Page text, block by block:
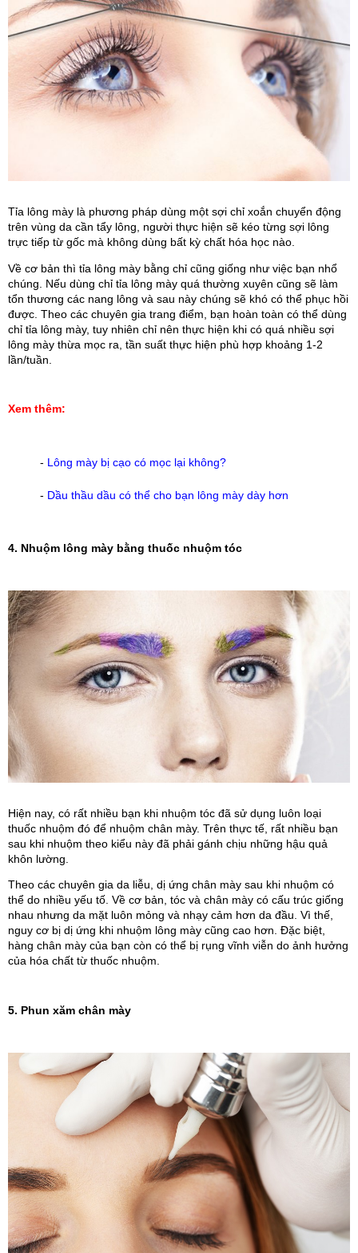
Tỉa lông mày là phương pháp dùng một sợi chỉ xoắn chuyển động
trên vùng da cần tẩy lông, người thực hiện sẽ kéo từng sợi lông
trực tiếp từ gốc mà không dùng bất kỳ chất hóa học nào.
Về cơ bản thì tỉa lông mày bằng chỉ cũng giống như việc bạn nhổ
chúng. Nếu dùng chỉ tỉa lông mày quá thường xuyên cũng sẽ làm
tổn thương các nang lông và sau này chúng sẽ khó có thể phục hồi
được. Theo các chuyên gia trang điểm, bạn hoàn toàn có thể dùng
chỉ tỉa lông mày, tuy nhiên chỉ nên thực hiện khi có quá nhiều sợi
lông mày thừa mọc ra, tần suất thực hiện phù hợp khoảng 1-2
lần/tuần.
Xem thêm:
- Lông mày bị cạo có mọc lại không?
- Dầu thầu dầu có thể cho bạn lông mày dày hơn
4. Nhuộm lông mày bằng thuốc nhuộm tóc
Hiện nay, có rất nhiều bạn khi nhuộm tóc đã sử dụng luôn loại
thuốc nhuộm đó để nhuộm chân mày. Trên thực tế, rất nhiều bạn
sau khi nhuộm theo kiểu này đã phải gánh chịu những hậu quả
khôn lường.
Theo các chuyên gia da liễu, dị ứng chân mày sau khi nhuộm có
thể do nhiều yếu tố. Về cơ bản, tóc và chân mày có cấu trúc giống
nhau nhưng da mặt luôn mỏng và nhạy cảm hơn da đầu. Vì thế,
nguy cơ bị dị ứng khi nhuộm lông mày cũng cao hơn. Đặc biệt,
hàng chân mày của bạn còn có thể bị rụng vĩnh viễn do ảnh hưởng
của hóa chất từ thuốc nhuộm.
5. Phun xăm chân mày